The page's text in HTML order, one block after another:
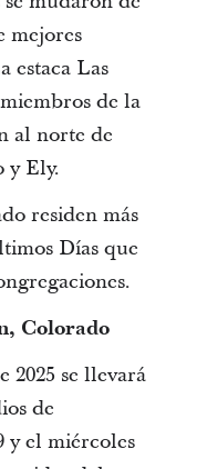
mejores
estaca Las
de la
al norte de
y Ely.
residen más
Días que
Colorado
2025 se llevará
de
y el miércoles